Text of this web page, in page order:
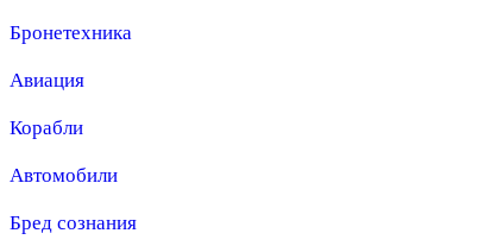
Бронетехника
Авиация
Корабли
Автомобили
Бред сознания